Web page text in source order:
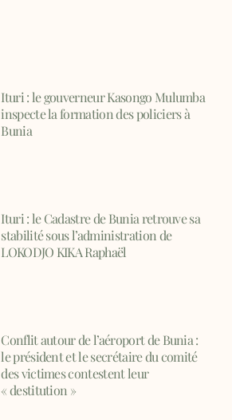
Ituri : le gouverneur Kasongo Mulumba
inspecte la formation des policiers à
Bunia
Ituri : le Cadastre de Bunia retrouve sa
stabilité sous l’administration de
LOKODJO KIKA Raphaël
Conflit autour de l’aéroport de Bunia :
le président et le secrétaire du comité
des victimes contestent leur
« destitution »